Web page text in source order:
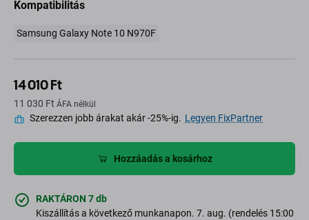
Kompatibilitás
Samsung Galaxy Note 10 N970F
14 010 Ft
11 030 Ft ÁFA nélkül
Szerezzen jobb árakat akár -25%-ig. Legyen FixPartner
Hozzáadás a kosárhoz
RAKTÁRON 7 db
Kiszállítás a következő munkanapon. 7. aug. (rendelés 15:00